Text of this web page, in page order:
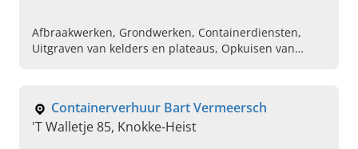
Afbraakwerken, Grondwerken, Containerdiensten,
Uitgraven van kelders en plateaus, Opkuisen van
Containerverhuur Bart Vermeersch
'T Walletje 85, Knokke-Heist